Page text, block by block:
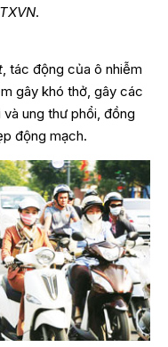
.
, tác động của ô nhiễm
gây khó thở, gây các
ung thư phổi, đồng
động mạch.